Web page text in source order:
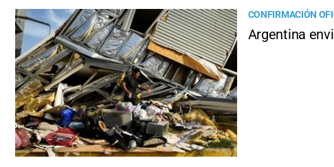
CONFIRMACIÓN
Argentina